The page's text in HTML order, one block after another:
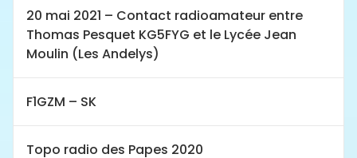
20 mai 2021 – Contact radioamateur entre
Thomas Pesquet KG5FYG et le Lycée Jean
Moulin (Les Andelys)
F1GZM – SK
Topo radio des Papes 2020